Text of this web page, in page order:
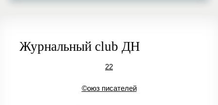
Журнальный club ДН
22
©оюз писателей